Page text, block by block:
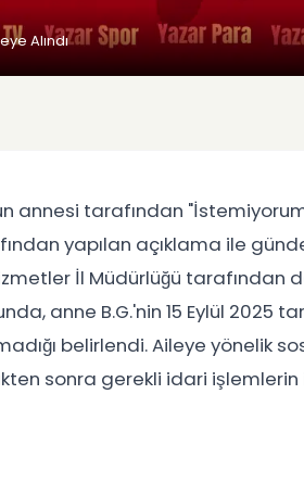
Alındı
annesi tarafından
yapılan açıklama ile
İl Müdürlüğü tarafından
anne B.G.'nin 15 Eylül 2025
belirlendi. Aileye yönelik
sonra gerekli idari